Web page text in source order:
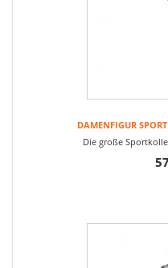
DAMENFIGUR
Die große